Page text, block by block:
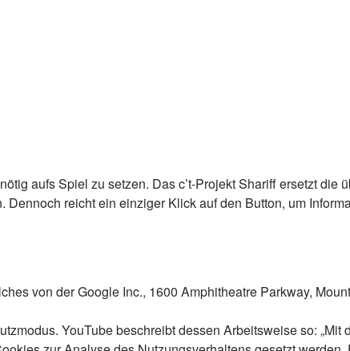
aufs Spiel zu setzen. Das c’t-Projekt Shariff ersetzt die
reicht ein einziger Klick auf den Button, um
von der Google Inc., 1600 Amphitheatre Parkway,
YouTube beschreibt dessen Arbeitsweise so: „Mit